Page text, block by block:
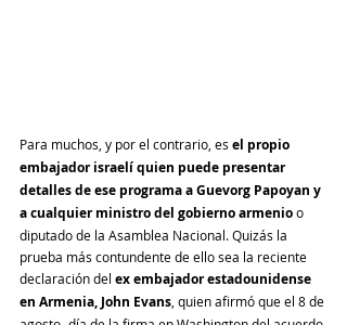
Para muchos, y por el contrario, es el propio
embajador israelí quien puede presentar
detalles de ese programa a Guevorg Papoyan y
a cualquier ministro del gobierno armenio o
diputado de la Asamblea Nacional. Quizás la
prueba más contundente de ello sea la reciente
declaración del ex embajador estadounidense
en Armenia, John Evans , quien afirmó que el 8 de